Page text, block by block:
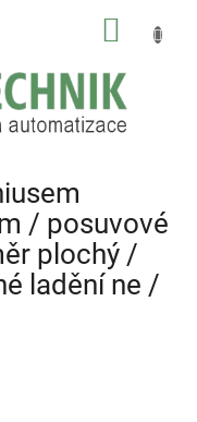
/ posuvové
plochý /
ladění ne /